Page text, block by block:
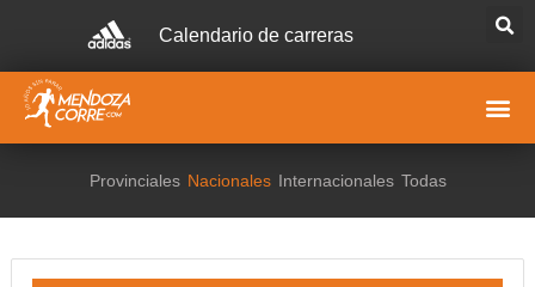
Calendario de carreras
Provinciales Nacionales Internacionales Todas